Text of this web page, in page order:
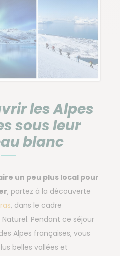
les Alpes
sous leur
blanc
un peu plus local pour
, partez à la découverte
, dans le cadre
Pendant ce séjour
Alpes françaises, vous
belles vallées et